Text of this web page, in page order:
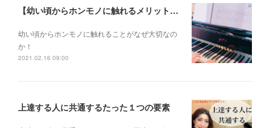
【幼い頃からホンモノに触れるメリットとは？】
幼い頃からホンモノに 触れることがなぜ大切なの
か！
2021.02.16 09:00
上達する人に共通するたった１つの要素